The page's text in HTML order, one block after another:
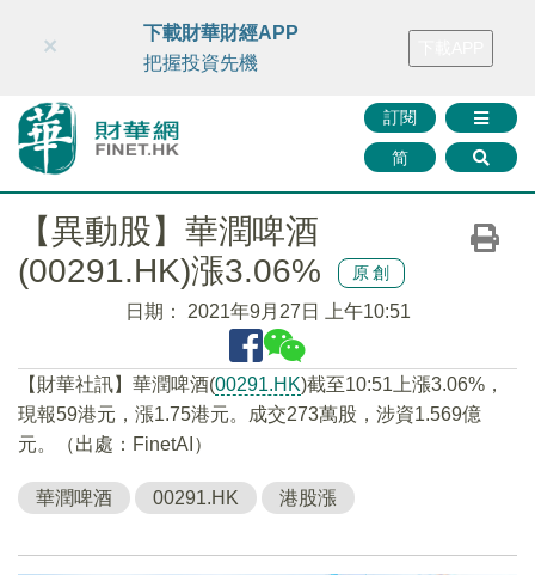
財華智庫網 FINTV FINMETA 財華證券 媒體矩陣
訂閱
简
×
下載財華財經APP
把握投資先機
【異動股】華潤啤酒
(00291.HK)漲3.06%
原創
日期： 2021年9月27日 上午10:51
【財華社訊】華潤啤酒(00291.HK)截至10:51上漲3.06%，
現報59港元，漲1.75港元。成交273萬股，涉資1.569億
元。（出處：FinetAI）
華潤啤酒 00291.HK 港股漲